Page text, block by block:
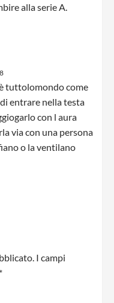
alla serie A.
tuttolomondo come
entrare nella testa
con l aura
via con una persona
o la ventilano
I campi
*